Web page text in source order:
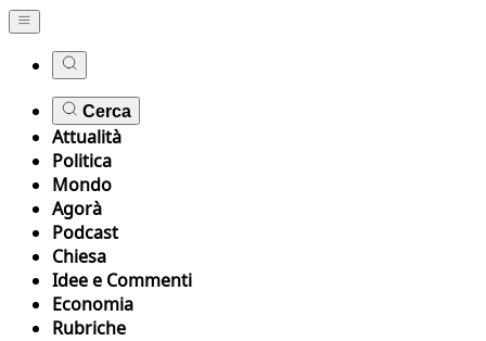
Cerca
Attualità
Politica
Mondo
Agorà
Podcast
Chiesa
Idee e Commenti
Economia
Rubriche